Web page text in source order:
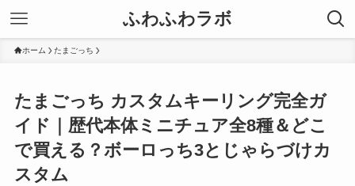
ふわふわラボ
ホーム たまごっち
たまごっち カスタムキーリング完全ガ
イド｜歴代本体ミニチュア全8種＆どこ
で買える？ボーロっち3とじゃらづけカ
スタム